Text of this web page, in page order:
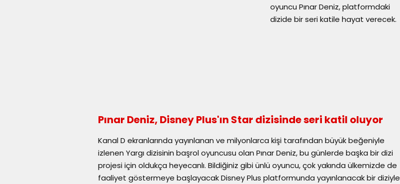
oyuncu Pınar Deniz, platformdaki
dizide bir seri katile hayat verecek.
Pınar Deniz, Disney Plus'ın Star dizisinde seri katil oluyor
Kanal D ekranlarında yayınlanan ve milyonlarca kişi tarafından büyük beğeniyle
izlenen Yargı dizisinin başrol oyuncusu olan Pınar Deniz, bu günlerde başka bir dizi
projesi için oldukça heyecanlı. Bildiğiniz gibi ünlü oyuncu, çok yakında ülkemizde de
faaliyet göstermeye başlayacak Disney Plus platformunda yayınlanacak bir diziyle